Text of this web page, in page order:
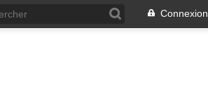
Connexion